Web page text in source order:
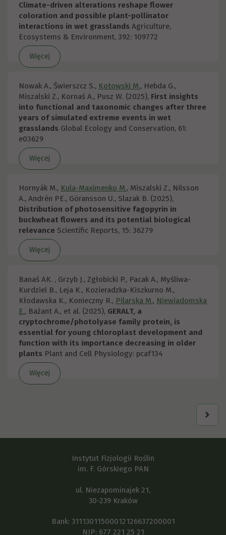
Climate-driven alterations reshape flower
coloration and possible plant-pollinator
interactions in wet grasslands Agriculture,
Ecosystems & Environment, 392: 109772
Więcej
Nowak A., Świerszcz S., Kotowski M., Hebda G.,
Miszalski Z., Kornaś A., Pusz W. (2025), First insights
into functional and taxonomic changes after three
years of simulated extreme events in wet
grasslands Global Ecology and Conservation, 61:
e03629
Więcej
Hornyák M., Kula-Maximenko M., Miszalski Z., Nilsson
A., Andrén PE., Göransson U., Slazak B. (2025),
Distribution of photosensitive fagopyrin in
buckwheat flowers and its potential biological
relevance Scientific Reports, 15: 36279
Więcej
Banaś AK. , Grzyb J., Zgłobicki P., Pacak A., Myśliwa-
Kurdziel B., Leja K., Kozieradzka-Kiszkurno M.,
Kłodawska K., Konieczny R., Pilarska M., Niewiadomska
E., Bażant A., et al. (2025), GERALT, a
cryptochrome/photolyase family protein, is
essential for young chloroplast development and
function with its importance decreasing in older
plants Plant and Cell Physiology: pcaf134
Więcej
Instytut Fizjologii Roślin
im. F. Górskiego PAN
ul. Niezapominajek 21,
30-239 Kraków
Bank: 31113011500012126637200001
NIP: 677 221 25 21